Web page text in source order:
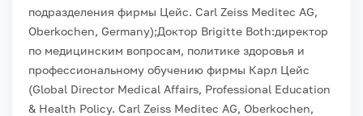
подразделения фирмы Цейс. Carl Zeiss Meditec AG,
Oberkochen, Germany);Доктор Brigitte Both:директор
по медицинским вопросам, политике здоровья и
профессиональному обучению фирмы Карл Цейс
(Global Director Medical Affairs, Professional Education
& Health Policy. Carl Zeiss Meditec AG, Oberkochen,